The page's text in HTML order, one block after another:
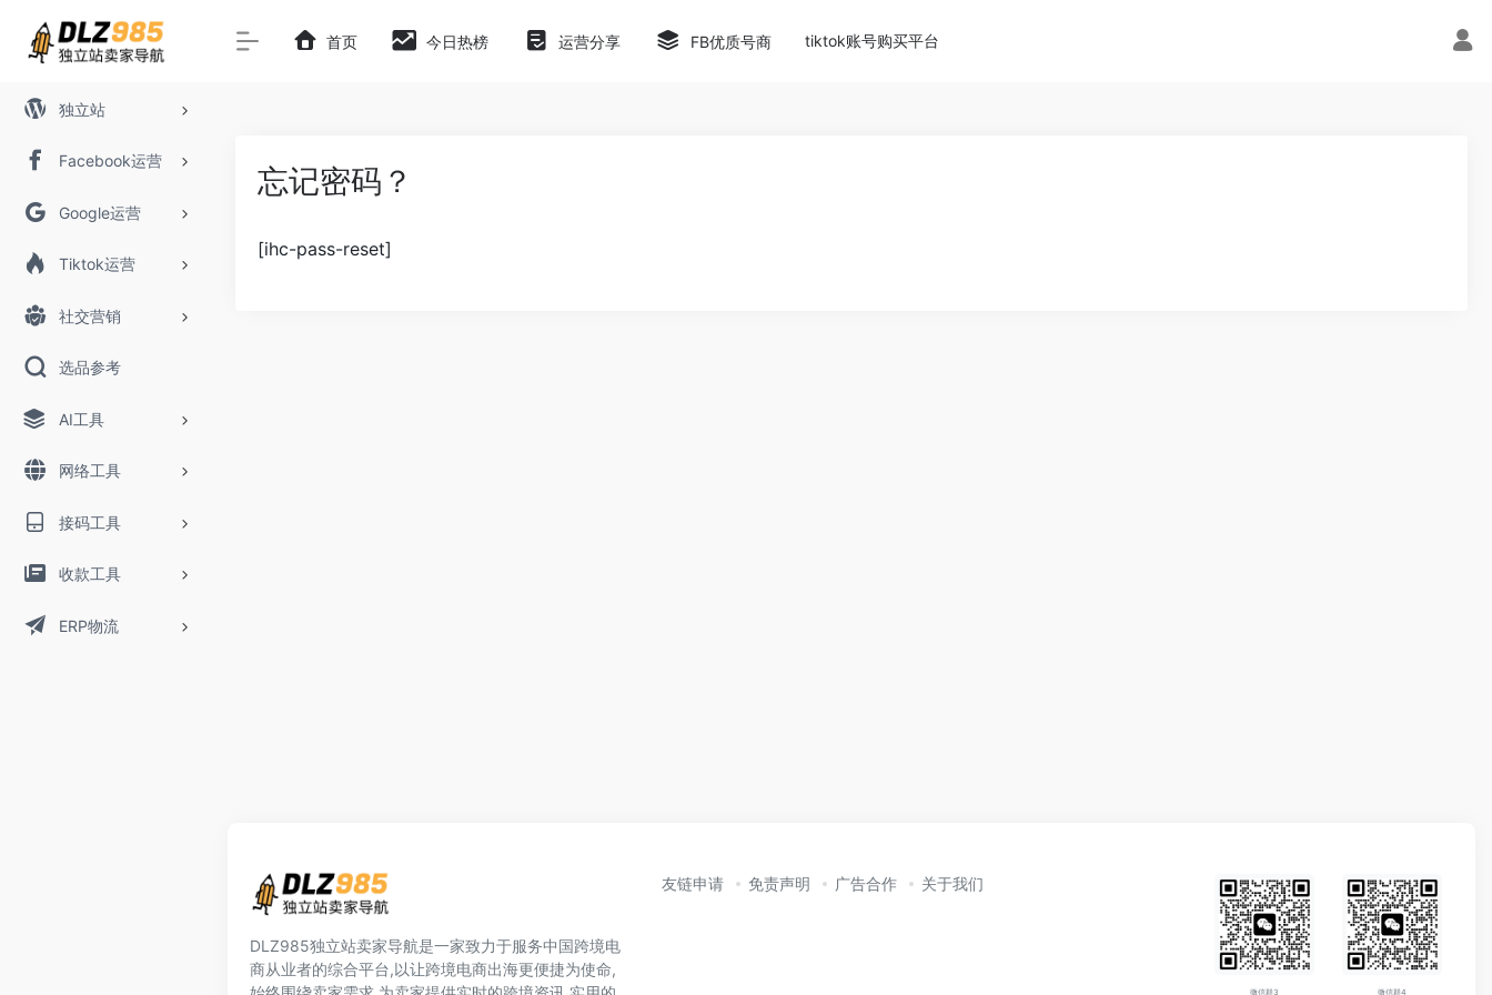
独立站
Facebook运营
Google运营
Tiktok运营
社交营销
选品参考
AI工具
网络工具
接码工具
收款工具
ERP物流
首页 今日热榜 运营分享 FB优质号商 tiktok账号购买平台
忘记密码？
[ihc-pass-reset]
DLZ985独立站卖家导航是一家致力于服务中国跨境电
商从业者的综合平台,以让跨境电商出海更便捷为使命,
友链申请 免责声明 广告合作 关于我们
微信群3 微信群4